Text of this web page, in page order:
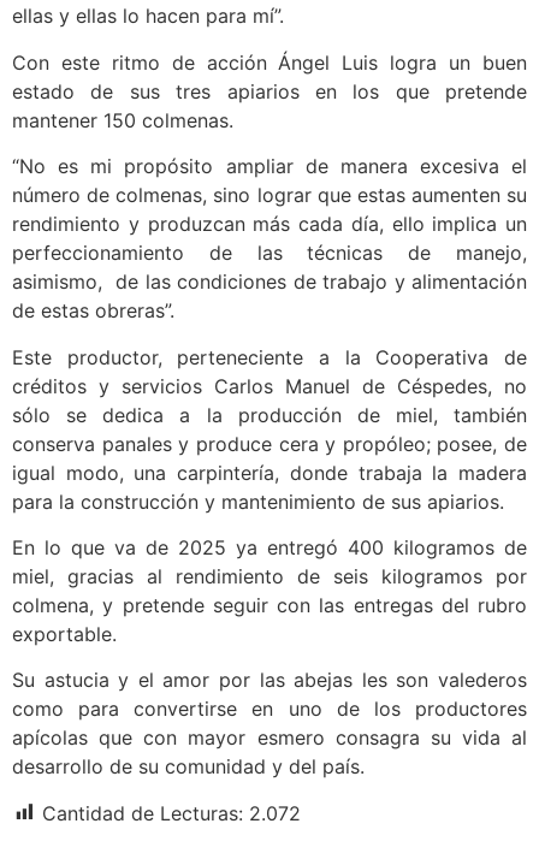
ellas y ellas lo hacen para mí”.
Con este ritmo de acción Ángel Luis logra un buen
estado de sus tres apiarios en los que pretende
mantener 150 colmenas.
“No es mi propósito ampliar de manera excesiva el
número de colmenas, sino lograr que estas aumenten su
rendimiento y produzcan más cada día, ello implica un
perfeccionamiento de las técnicas de manejo,
asimismo, de las condiciones de trabajo y alimentación
de estas obreras”.
Este productor, perteneciente a la Cooperativa de
créditos y servicios Carlos Manuel de Céspedes, no
sólo se dedica a la producción de miel, también
conserva panales y produce cera y propóleo; posee, de
igual modo, una carpintería, donde trabaja la madera
para la construcción y mantenimiento de sus apiarios.
En lo que va de 2025 ya entregó 400 kilogramos de
miel, gracias al rendimiento de seis kilogramos por
colmena, y pretende seguir con las entregas del rubro
exportable.
Su astucia y el amor por las abejas les son valederos
como para convertirse en uno de los productores
apícolas que con mayor esmero consagra su vida al
desarrollo de su comunidad y del país.
Cantidad de Lecturas: 2.072